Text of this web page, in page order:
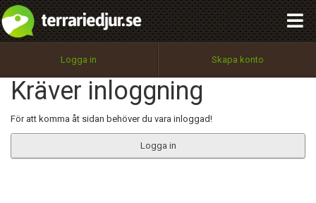
Logga in Skapa konto
Kräver inloggning
För att komma åt sidan behöver du vara inloggad!
Logga in
Utför
100%
OK
integritetspolicy
Namn:
Epost:
Begär nytt lösenord
Tillbaka till förstasidan